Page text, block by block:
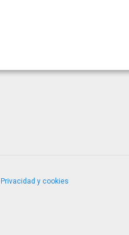
Privacidad y cookies